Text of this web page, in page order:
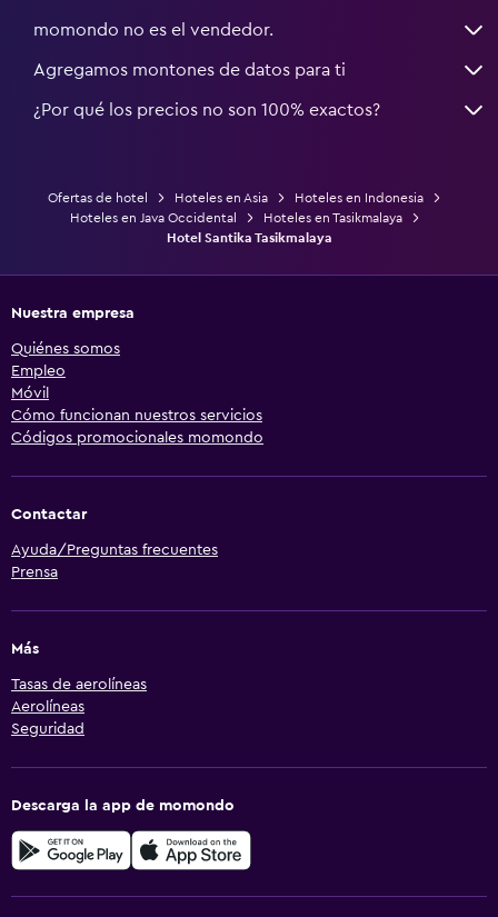
momondo no es el vendedor.
Agregamos montones de datos para ti
¿Por qué los precios no son 100% exactos?
Ofertas de hotel Hoteles en Asia
Hoteles en Indonesia
Hoteles en Java Occidental
Hoteles en Tasikmalaya
Hotel Santika Tasikmalaya
Nuestra empresa
Quiénes somos
Empleo
Móvil
Cómo funcionan nuestros servicios
Códigos promocionales momondo
Contactar
Ayuda/Preguntas frecuentes
Prensa
Más
Tasas de aerolíneas
Aerolíneas
Seguridad
Descarga la app de momondo